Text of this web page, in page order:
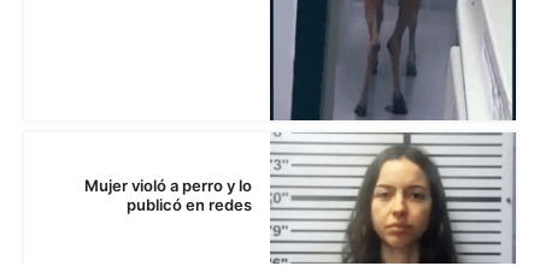
Mujer violó a perro y lo
publicó en redes